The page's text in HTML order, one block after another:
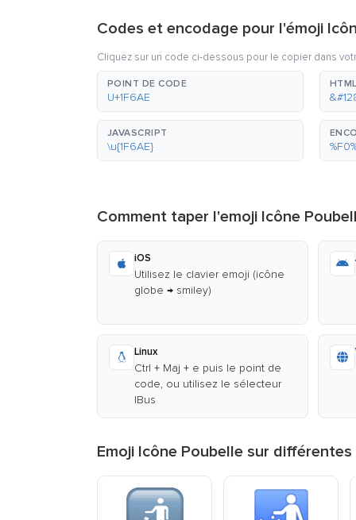
Codes et encodage pour l'émoji
Cliquez sur un code ci-dessous pour le copier dans
POINT DE CODE
U+1F6AE
JAVASCRIPT
\u{1F6AE}
Comment taper l'emoji Icône
iOS
Utilisez le clavier emoji (icône
globe → smiley)
Linux
Ctrl + Maj + e puis le point de
code, ou utilisez le sélecteur
IBus
Emoji Icône Poubelle sur